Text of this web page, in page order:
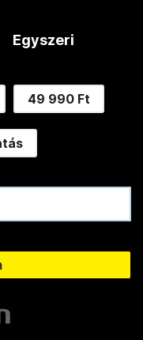
Egyszeri
49 990 Ft